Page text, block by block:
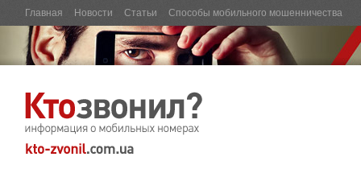
Главная Новости Статьи Способы мобильного мошенничества